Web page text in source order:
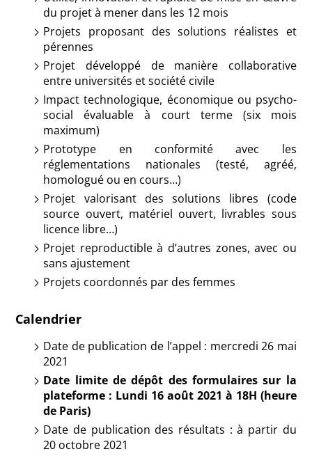
du projet à mener dans les 12 mois
Projets proposant des solutions réalistes et
pérennes
Projet développé de manière collaborative
entre universités et société civile
Impact technologique, économique ou psycho-
social évaluable à court terme (six mois
maximum)
Prototype en conformité avec les
réglementations nationales (testé, agréé,
homologué ou en cours…)
Projet valorisant des solutions libres (code
source ouvert, matériel ouvert, livrables sous
licence libre…)
Projet reproductible à d’autres zones, avec ou
sans ajustement
Projets coordonnés par des femmes
Calendrier
Date de publication de l’appel : mercredi 26 mai
2021
Date limite de dépôt des formulaires sur la
plateforme : Lundi 16 août 2021 à 18H (heure
de Paris)
Date de publication des résultats : à partir du
20 octobre 2021